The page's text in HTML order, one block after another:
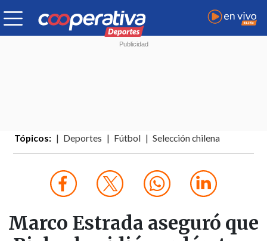
Tópicos: Deportes Fútbol Selección chilena
Marco Estrada aseguró que